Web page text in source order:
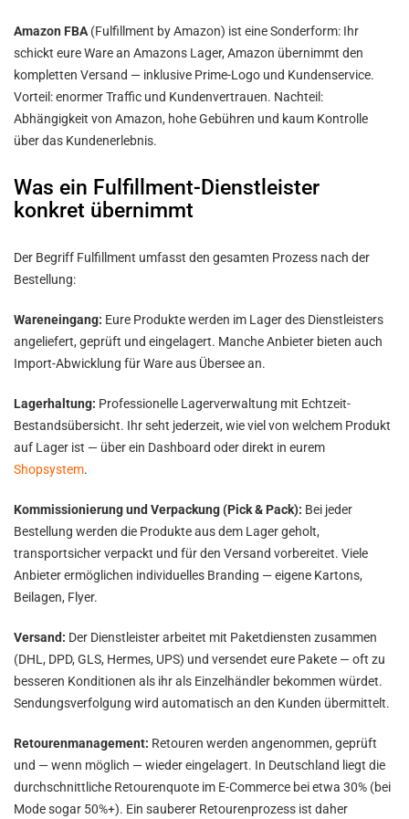
Amazon FBA(Fulfillment by Amazon) ist eine Sonderform: Ihr
schickt eure Ware an Amazons Lager, Amazon übernimmt den
kompletten Versand — inklusive Prime-Logo und Kundenservice.
Vorteil: enormer Traffic und Kundenvertrauen. Nachteil:
Abhängigkeit von Amazon, hohe Gebühren und kaum Kontrolle
über das Kundenerlebnis.
Was ein Fulfillment-Dienstleister
konkret übernimmt
Der Begriff Fulfillment umfasst den gesamten Prozess nach der
Bestellung:
Wareneingang: Eure Produkte werden im Lager des Dienstleisters
angeliefert, geprüft und eingelagert. Manche Anbieter bieten auch
Import-Abwicklung für Ware aus Übersee an.
Lagerhaltung: Professionelle Lagerverwaltung mit Echtzeit-
Bestandsübersicht. Ihr seht jederzeit, wie viel von welchem Produkt
auf Lager ist — über ein Dashboard oder direkt in eurem
Shopsystem.
Kommissionierung und Verpackung (Pick & Pack): Bei jeder
Bestellung werden die Produkte aus dem Lager geholt,
transportsicher verpackt und für den Versand vorbereitet. Viele
Anbieter ermöglichen individuelles Branding — eigene Kartons,
Beilagen, Flyer.
Versand: Der Dienstleister arbeitet mit Paketdiensten zusammen
(DHL, DPD, GLS, Hermes, UPS) und versendet eure Pakete — oft zu
besseren Konditionen als ihr als Einzelhändler bekommen würdet.
Sendungsverfolgung wird automatisch an den Kunden übermittelt.
Retourenmanagement: Retouren werden angenommen, geprüft
und — wenn möglich — wieder eingelagert. In Deutschland liegt die
durchschnittliche Retourenquote im E-Commerce bei etwa 30% (bei
Mode sogar 50%+). Ein sauberer Retourenprozess ist daher